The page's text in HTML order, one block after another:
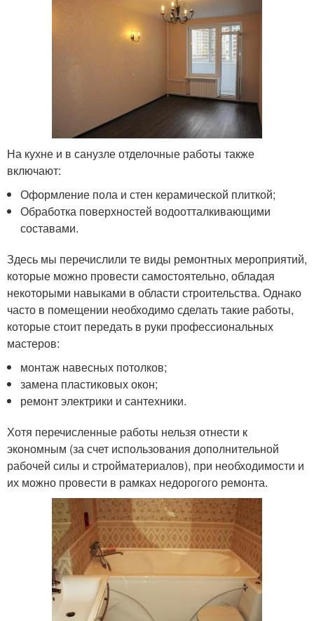
На кухне и в санузле отделочные работы также
включают:
Оформление пола и стен керамической плиткой;
Обработка поверхностей водоотталкивающими
составами.
Здесь мы перечислили те виды ремонтных мероприятий,
которые можно провести самостоятельно, обладая
некоторыми навыками в области строительства. Однако
часто в помещении необходимо сделать такие работы,
которые стоит передать в руки профессиональных
мастеров:
монтаж навесных потолков;
замена пластиковых окон;
ремонт электрики и сантехники.
Хотя перечисленные работы нельзя отнести к
экономным (за счет использования дополнительной
рабочей силы и стройматериалов), при необходимости и
их можно провести в рамках недорогого ремонта.